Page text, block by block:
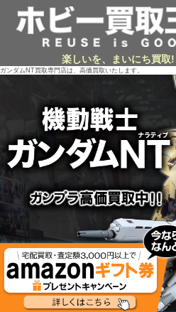
楽しいを、まいにち買
ガンダムNT買取専門店は、高価買取いたします。